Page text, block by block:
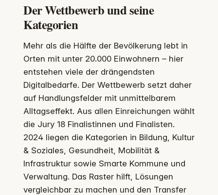
Der Wettbewerb und seine
Kategorien
Mehr als die Hälfte der Bevölkerung lebt in
Orten mit unter 20.000 Einwohnern – hier
entstehen viele der drängendsten
Digitalbedarfe. Der Wettbewerb setzt daher
auf Handlungsfelder mit unmittelbarem
Alltagseffekt. Aus allen Einreichungen wählt
die Jury 18 Finalistinnen und Finalisten.
2024 liegen die Kategorien in Bildung, Kultur
& Soziales, Gesundheit, Mobilität &
Infrastruktur sowie Smarte Kommune und
Verwaltung. Das Raster hilft, Lösungen
vergleichbar zu machen und den Transfer